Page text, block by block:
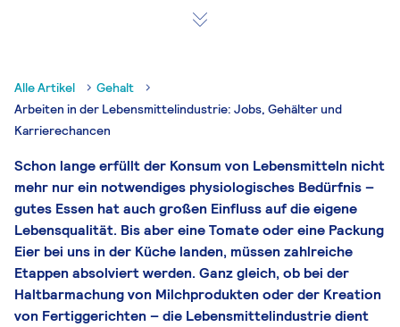
Alle Artikel
Gehalt
Arbeiten in der Lebensmittelindustrie: Jobs, Gehälter und
Karrierechancen
Schon lange erfüllt der Konsum von Lebensmitteln nicht
mehr nur ein notwendiges physiologisches Bedürfnis –
gutes Essen hat auch großen Einfluss auf die eigene
Lebensqualität. Bis aber eine Tomate oder eine Packung
Eier bei uns in der Küche landen, müssen zahlreiche
Etappen absolviert werden. Ganz gleich, ob bei der
Haltbarmachung von Milchprodukten oder der Kreation
von Fertiggerichten – die Lebensmittelindustrie dient